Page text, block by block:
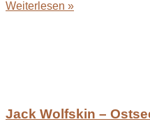
Weiterlesen »
Jack Wolfskin –